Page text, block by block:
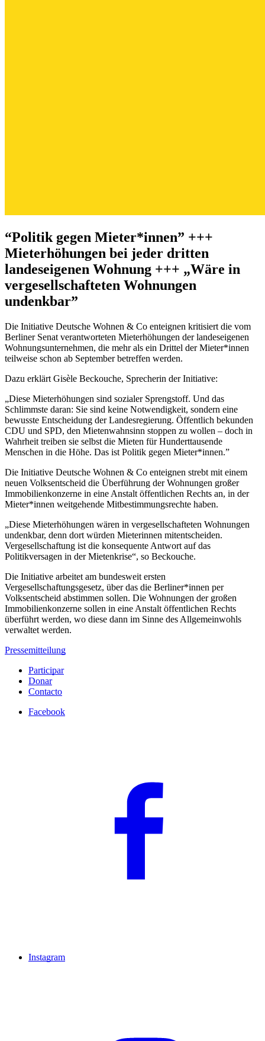
“Politik gegen Mieter*innen” +++
Mieterhöhungen bei jeder dritten
landeseigenen Wohnung +++ „Wäre in
vergesellschafteten Wohnungen
undenkbar”
Die Initiative Deutsche Wohnen & Co enteignen kritisiert die vom
Berliner Senat verantworteten Mieterhöhungen der landeseigenen
Wohnungsunternehmen, die mehr als ein Drittel der Mieter*innen
teilweise schon ab September betreffen werden.
Dazu erklärt Gisèle Beckouche, Sprecherin der Initiative:
„Diese Mieterhöhungen sind sozialer Sprengstoff. Und das
Schlimmste daran: Sie sind keine Notwendigkeit, sondern eine
bewusste Entscheidung der Landesregierung. Öffentlich bekunden
CDU und SPD, den Mietenwahnsinn stoppen zu wollen – doch in
Wahrheit treiben sie selbst die Mieten für Hunderttausende
Menschen in die Höhe. Das ist Politik gegen Mieter*innen.”
Die Initiative Deutsche Wohnen & Co enteignen strebt mit einem
neuen Volksentscheid die Überführung der Wohnungen großer
Immobilienkonzerne in eine Anstalt öffentlichen Rechts an, in der
Mieter*innen weitgehende Mitbestimmungsrechte haben.
„Diese Mieterhöhungen wären in vergesellschafteten Wohnungen
undenkbar, denn dort würden Mieterinnen mitentscheiden.
Vergesellschaftung ist die konsequente Antwort auf das
Politikversagen in der Mietenkrise“, so Beckouche.
Die Initiative arbeitet am bundesweit ersten
Vergesellschaftungsgesetz, über das die Berliner*innen per
Volksentscheid abstimmen sollen. Die Wohnungen der großen
Immobilienkonzerne sollen in eine Anstalt öffentlichen Rechts
überführt werden, wo diese dann im Sinne des Allgemeinwohls
verwaltet werden.
Pressemitteilung
Participar
Donar
Contacto
Facebook
Instagram